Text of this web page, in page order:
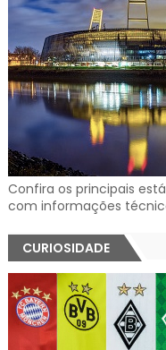
Confira os principais
com informações
CURIOSIDADE